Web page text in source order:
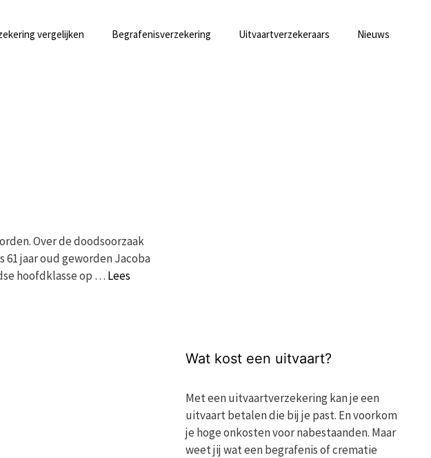
vergelijken Begrafenisverzekering Uitvaartverzekeraars Nieuws
Over de doodsoorzaak
jaar oud geworden Jacoba
hoofdklasse op … Lees
Wat kost een uitvaart?
Met een uitvaartverzekering kan je een
uitvaart betalen die bij je past. En voorkom
je hoge onkosten voor nabestaanden. Maar
weet jij wat een begrafenis of crematie